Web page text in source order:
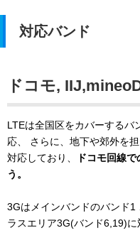
対応バンド
ドコモ,
LTEは全国区をカバーするバ
応、 さらに、地下や郊外を
対応しており、
ドコモ回線
う。
3Gはメインバンドのバンド
ラスエリア3G(バンド6,19)